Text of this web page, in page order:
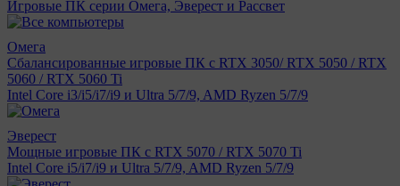
Игровые ПК серии Омега, Эверест и Рассвет
Омега
Сбалансированные игровые ПК с RTX 3050/ RTX 5050 / RTX
5060 / RTX 5060 Ti
Intel Core i3/i5/i7/i9 и Ultra 5/7/9, AMD Ryzen 5/7/9
Эверест
Мощные игровые ПК с RTX 5070 / RTX 5070 Ti
Intel Core i5/i7/i9 и Ultra 5/7/9, AMD Ryzen 5/7/9